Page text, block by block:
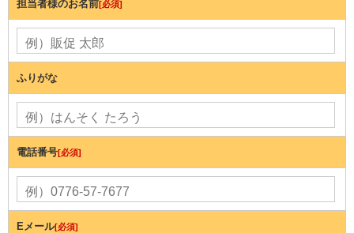
担当者様のお名前[必須]
ふりがな
電話番号[必須]
Eメール[必須]